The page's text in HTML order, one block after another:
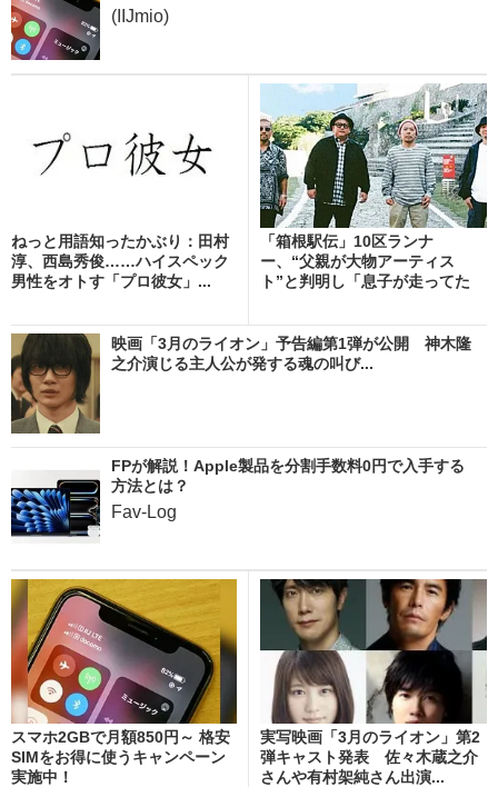
(IIJmio)
ねっと用語知ったかぶり：田村
淳、西島秀俊……ハイスペック
男性をオトす「プロ彼女」...
「箱根駅伝」10区ランナ
ー、“父親が大物アーティス
ト”と判明し「息子が走ってた
映画「3月のライオン」予告編第1弾が公開 神木隆
之介演じる主人公が発する魂の叫び...
FPが解説！Apple製品を分割手数料0円で入手する
方法とは？
Fav-Log
スマホ2GBで月額850円～ 格安
SIMをお得に使うキャンペーン
実施中！
実写映画「3月のライオン」第2
弾キャスト発表 佐々木蔵之介
さんや有村架純さん出演...